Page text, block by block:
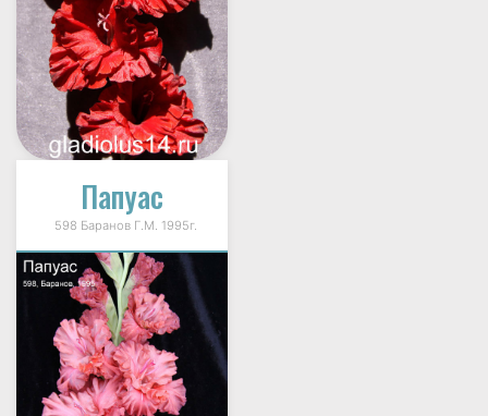
Папуас
598 Баранов Г.М. 1995г.